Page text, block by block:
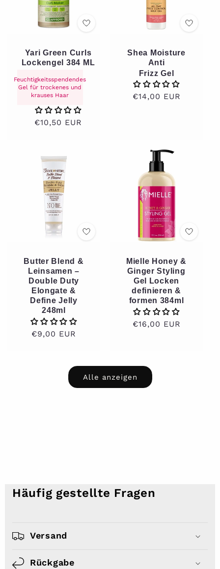
Yari Green Curls
Lockengel 384 ML
Feuchtigkeitsspendendes
Gel für trockenes und
krauses Haar
Normaler
€10,50 EUR
Shea Moisture
Anti
Frizz Gel
Normaler
€14,00 EUR
Butter Blend &
Leinsamen –
Double Duty
Elongate &
Define Jelly
248ml
Normaler
€9,00 EUR
Mielle Honey &
Ginger Styling
Gel Locken
definieren &
formen 384ml
Normaler
€16,00 EUR
Alle anzeigen
Häufig gestellte Fragen
Versand
Rückgabe